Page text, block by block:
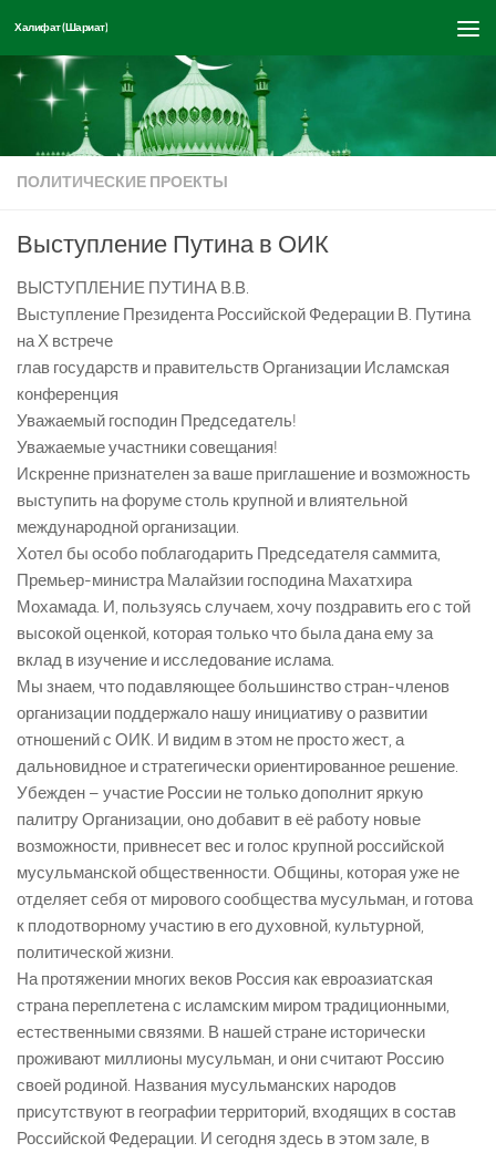
Перейти к содержимому
Халифат (Шариат)
ПОЛИТИЧЕСКИЕ ПРОЕКТЫ
Выступление Путина в ОИК
ВЫСТУПЛЕНИЕ ПУТИНА В.В.
Выступление Президента Российской Федерации В. Путина
на Х встрече
глав государств и правительств Организации Исламская
конференция
Уважаемый господин Председатель!
Уважаемые участники совещания!
Искренне признателен за ваше приглашение и возможность
выступить на форуме столь крупной и влиятельной
международной организации.
Хотел бы особо поблагодарить Председателя саммита,
Премьер-министра Малайзии господина Махатхира
Мохамада. И, пользуясь случаем, хочу поздравить его с той
высокой оценкой, которая только что была дана ему за
вклад в изучение и исследование ислама.
Мы знаем, что подавляющее большинство стран-членов
организации поддержало нашу инициативу о развитии
отношений с ОИК. И видим в этом не просто жест, а
дальновидное и стратегически ориентированное решение.
Убежден – участие России не только дополнит яркую
палитру Организации, оно добавит в её работу новые
возможности, привнесет вес и голос крупной российской
мусульманской общественности. Общины, которая уже не
отделяет себя от мирового сообщества мусульман, и готова
к плодотворному участию в его духовной, культурной,
политической жизни.
На протяжении многих веков Россия как евроазиатская
страна переплетена с исламским миром традиционными,
естественными связями. В нашей стране исторически
проживают миллионы мусульман, и они считают Россию
своей родиной. Названия мусульманских народов
присутствуют в географии территорий, входящих в состав
Российской Федерации. И сегодня здесь в этом зале, в